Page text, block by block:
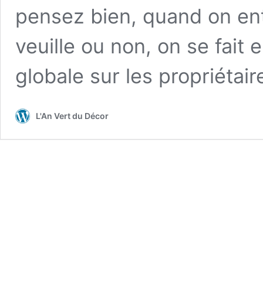
pensez bien, quand on
veuille ou non, on se fait
globale sur les
L'An Vert du Décor